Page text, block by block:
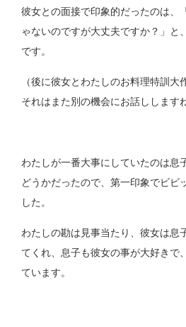
彼女との面接で印象的だったのは、
ゃないのですが大丈夫ですか？」と
です。
（後に彼女とわたしのお料理特訓大
それはまた別の機会にお話しします
わたしが一番大事にしていたのは息
どうかだったので、第一印象でビビ
した。
わたしの勘は見事当たり、彼女は息
てくれ、息子も彼女の事が大好きで
ています。